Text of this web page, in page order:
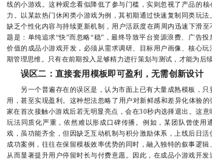
线的小游戏。这种观念看似降低了参与门槛，实则忽视了产品的
力。以某款热门休闲类小游戏为例，其初期通过快速复制同类玩
缺乏个性化内容与持续更新机制，用户活跃度在两周内迅速下滑
题是：单纯追求“快”而忽略“稳”，最终导致平台资源浪费、广告
价值的成品小游戏开发，必须从需求调研、目标用户画像、核心
期管理思维。只有在前期投入足够精力进行策划与测试，才能为后
误区二：直接套用模板即可盈利，无需创新设计
另一个普遍存在的误区是，认为市面上已有大量成熟模板，只
用，甚至实现盈利。这种想法忽略了用户对新鲜感和差异化体验
家在首次接触小游戏后若无明显亮点，会在30秒内选择退出。这
玩法同质化严重，依然难以形成口碑传播。例如，某团队曾使用
戏，虽功能齐全，但因缺乏互动机制与积分激励体系，上线后日
成功案例，往往在保留模板效率优势的同时，融入独特的叙事逻辑
从而显著提升用户停留时长与付费意愿。因此，在成品小游戏开